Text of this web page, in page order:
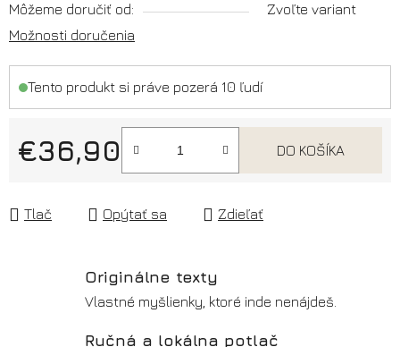
Môžeme doručiť od:
Zvoľte variant
Možnosti doručenia
Tento produkt si práve pozerá 10 ľudí
€36,90
Jednotková cena:
DO KOŠÍKA
Tlač Opýtať sa Zdieľať
Originálne texty
Vlastné myšlienky, ktoré inde nenájdeš.
Ručná a lokálna potlač